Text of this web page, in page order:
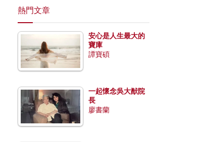
熱門文章
安心是人生最大的
寶庫
譚寶碩
一起懷念吳大猷院
長
廖書蘭